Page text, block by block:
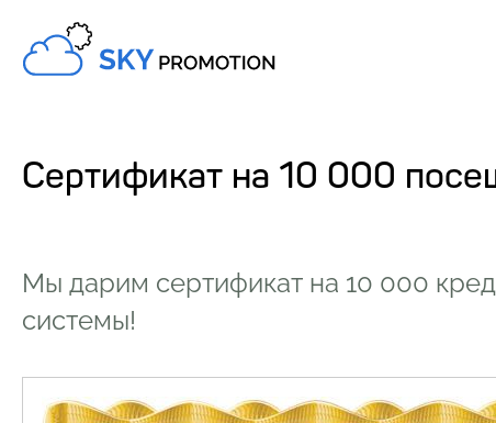
Сертификат на 10 000
Мы дарим сертификат на 10 000
системы!